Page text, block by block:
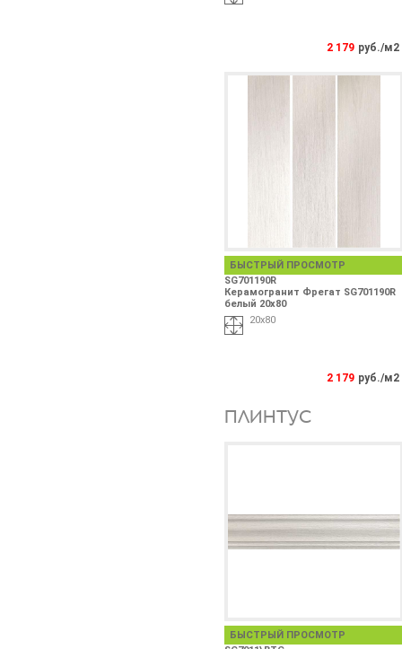
2 179 руб./м2
БЫСТРЫЙ ПРОСМОТР
SG701190R
Керамогранит Фрегат SG701190R
белый 20x80
20x80
2 179 руб./м2
ПЛИНТУС
БЫСТРЫЙ ПРОСМОТР